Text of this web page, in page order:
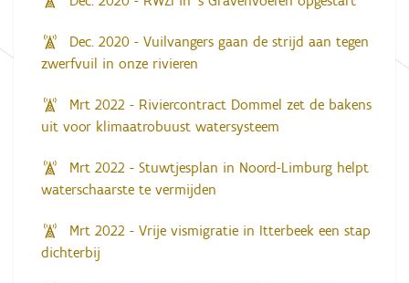
Dec. 2020 - Vuilvangers gaan de strijd aan tegen
zwerfvuil in onze rivieren
Mrt 2022 - Riviercontract Dommel zet de bakens
uit voor klimaatrobuust watersysteem
Mrt 2022 - Stuwtjesplan in Noord-Limburg helpt
waterschaarste te vermijden
Mrt 2022 - Vrije vismigratie in Itterbeek een stap
dichterbij